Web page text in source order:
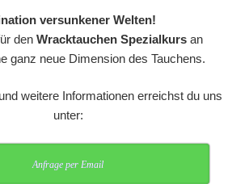
versunkener Welten!
den Wracktauchen Spezialkurs an
ganz neue Dimension des Tauchens.
weitere Informationen erreichst du uns
unter:
Anfrage per Email